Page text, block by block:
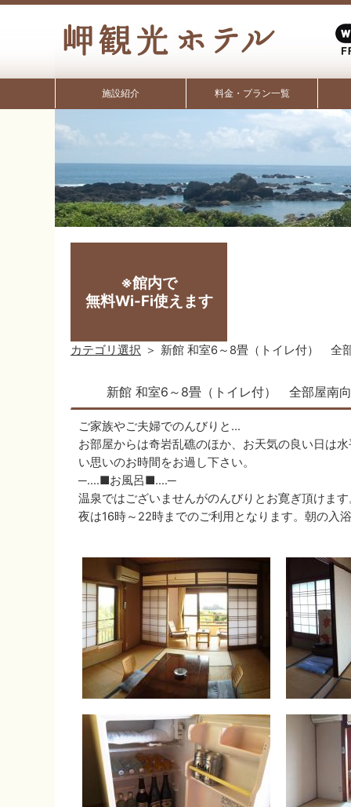
施設紹介 料金・プラン一覧
※館内で
無料Wi-Fi使えます
カテゴリ選択 ＞ 新館 和室6～8畳（トイレ付） 全
新館 和室6～8畳（トイレ付） 全部屋南
ご家族やご夫婦でのんびりと…
お部屋からは奇岩乱礁のほか、お天気の良い日は
い思いのお時間をお過し下さい。
─‥‥■お風呂■‥‥─
温泉ではございませんがのんびりとお寛ぎ頂けま
夜は16時～22時までのご利用となります。朝の入